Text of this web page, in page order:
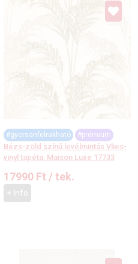
#gyorsanfelrakható #prémium
Bézs-zöld színű levélmintás Vlies-
vinyl tapéta, Maison Luxe 17733
17990 Ft / tek.
+ Info